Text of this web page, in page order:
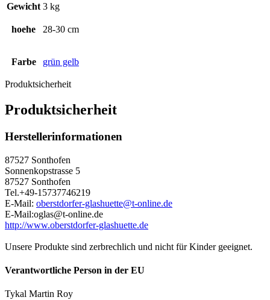
Gewicht 3 kg
hoehe 28-30 cm
Farbe grün gelb
Produktsicherheit
Produktsicherheit
Herstellerinformationen
87527 Sonthofen
Sonnenkopstrasse 5
87527 Sonthofen
Tel.+49-15737746219
E-Mail: oberstdorfer-glashuette@t-online.de
E-Mail:oglas@t-online.de
http://www.oberstdorfer-glashuette.de
Unsere Produkte sind zerbrechlich und nicht für Kinder geeignet.
Verantwortliche Person in der EU
Tykal Martin Roy